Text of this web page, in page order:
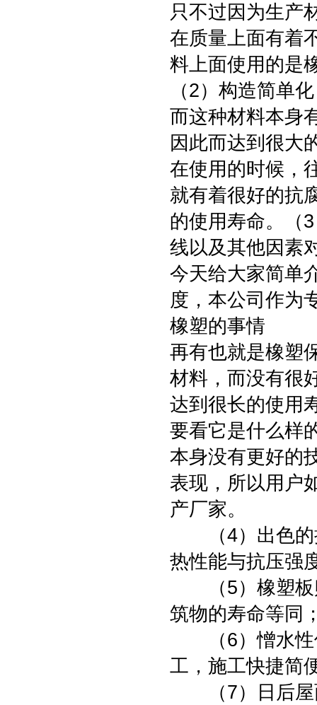
只不过因为生产
在质量上面有着
料上面使用的是
（2）构造简单
而这种材料本身
因此而达到很大
在使用的时候，
就有着很好的抗
的使用寿命。（
线以及其他因素
今天给大家简单
度，本公司作为
橡塑的事情
再有也就是橡塑
材料，而没有很
达到很长的使用
要看它是什么样
本身没有更好的
表现，所以用户
产厂家。
（4）出色的
热性能与抗压强
（5）橡塑板
筑物的寿命等同
（6）憎水性
工，施工快捷简
（7）日后屋